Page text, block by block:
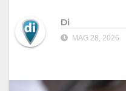
Di
MAG 28, 2026